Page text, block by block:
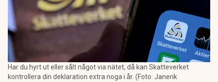
Har du hyrt ut eller sålt något via nätet, då kan Skatteverket
kontrollera din deklaration extra noga i år. (Foto: Janerik